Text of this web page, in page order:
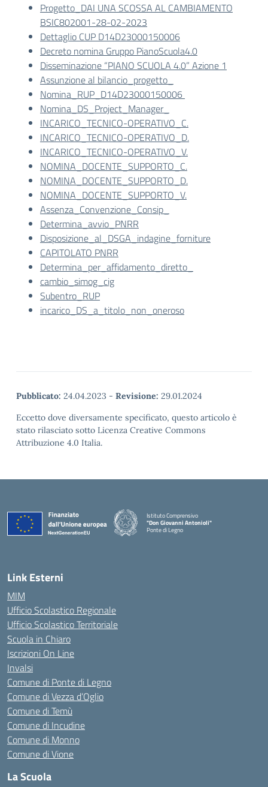
Progetto_DAI UNA SCOSSA AL CAMBIAMENTO
BSIC802001-28-02-2023
Dettaglio CUP D14D23000150006
Decreto nomina Gruppo PianoScuola4.0
Disseminazione “PIANO SCUOLA 4.0” Azione 1
Assunzione al bilancio_progetto_
Nomina_RUP_D14D23000150006
Nomina_DS_Project_Manager_
INCARICO_TECNICO-OPERATIVO_C.
INCARICO_TECNICO-OPERATIVO_D.
INCARICO_TECNICO-OPERATIVO_V.
NOMINA_DOCENTE_SUPPORTO_C.
NOMINA_DOCENTE_SUPPORTO_D.
NOMINA_DOCENTE_SUPPORTO_V.
Assenza_Convenzione_Consip_
Determina_avvio_PNRR
Disposizione_al_DSGA_indagine_forniture
CAPITOLATO PNRR
Determina_per_affidamento_diretto_
cambio_simog_cig
Subentro_RUP
incarico_DS_a_titolo_non_oneroso
Pubblicato: 24.04.2023 - Revisione: 29.01.2024
Eccetto dove diversamente specificato, questo articolo è
stato rilasciato sotto Licenza Creative Commons
Attribuzione 4.0 Italia.
Istituto Comprensivo
"Don Giovanni Antonioli"
Ponte di Legno
— Visita la pagina iniziale della scuola
Link Esterni
MIM
Ufficio Scolastico Regionale
Ufficio Scolastico Territoriale
Scuola in Chiaro
Iscrizioni On Line
Invalsi
Comune di Ponte di Legno
Comune di Vezza d’Oglio
Comune di Temù
Comune di Incudine
Comune di Monno
Comune di Vione
La Scuola